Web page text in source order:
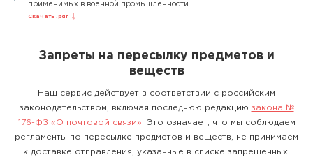
применимых в военной промышленности
Скачать .pdf
Запреты на пересылку предметов и
веществ
Наш сервис действует в соответствии с российским
законодательством, включая последнюю редакцию закона №
176-ФЗ «О почтовой связи». Это означает, что мы соблюдаем
регламенты по пересылке предметов и веществ, не принимаем
к доставке отправления, указанные в списке запрещенных.